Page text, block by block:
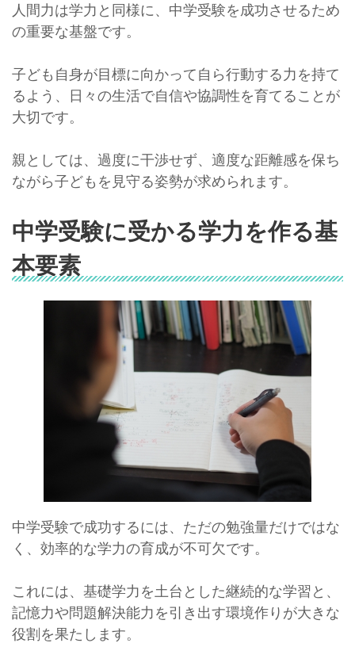
人間力は学力と同様に、中学受験を成功させるため
の重要な基盤です。
子ども自身が目標に向かって自ら行動する力を持て
るよう、日々の生活で自信や協調性を育てることが
大切です。
親としては、過度に干渉せず、適度な距離感を保ち
ながら子どもを見守る姿勢が求められます。
中学受験に受かる学力を作る基
本要素
中学受験で成功するには、ただの勉強量だけではな
く、効率的な学力の育成が不可欠です。
これには、基礎学力を土台とした継続的な学習と、
記憶力や問題解決能力を引き出す環境作りが大きな
役割を果たします。